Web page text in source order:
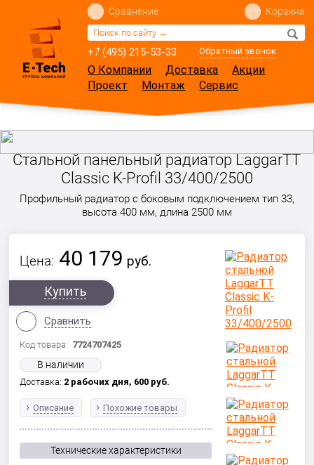
+7 (495) 215-53-33 Обратный звонок
Сравнение Корзина
О Компании Доставка
Акции
Проект
Монтаж Сервис
Стальной панельный радиатор LaggarTT
Classic K-Profil 33/400/2500
Профильный радиатор с боковым подключением тип 33,
высота 400 мм, длина 2500 мм
Цена: 40 179 руб.
Купить
Сравнить
Код товара: 7724707425
В наличии
Доставка: 2 рабочих дня, 600 руб.
Описание Похожие товары
Технические характеристики